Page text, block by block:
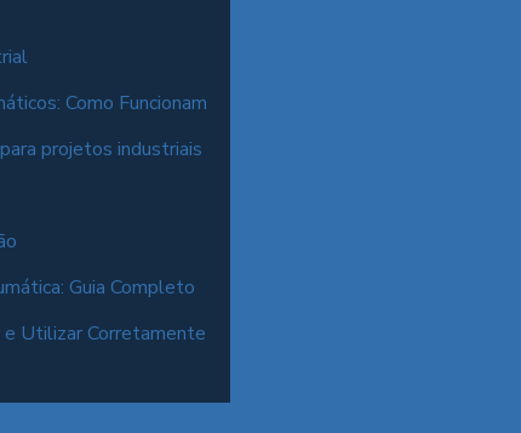
Como Funcionam
projetos industriais
Guia Completo
e Utilizar Corretamente